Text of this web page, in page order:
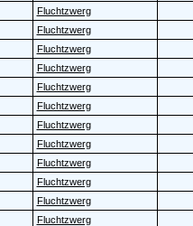
Fluchtzwerg
Fluchtzwerg
Fluchtzwerg
Fluchtzwerg
Fluchtzwerg
Fluchtzwerg
Fluchtzwerg
Fluchtzwerg
Fluchtzwerg
Fluchtzwerg
Fluchtzwerg
Fluchtzwerg